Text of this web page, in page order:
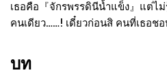
เธอคือ『จักรพรรดินีน้ำแข็ง』แต่
คนเดียว……! เดี๋ยวก่อนสิ คนที่เธอช
บท